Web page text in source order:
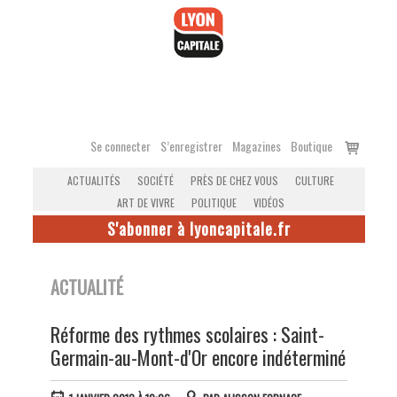
Se connecter S’enregistrer Magazines Boutique
Voir
ACTUALITÉS SOCIÉTÉ PRÈS DE CHEZ VOUS
CULTURE
ART DE VIVRE
POLITIQUE VIDÉOS
S'abonner à lyoncapitale.fr
ACTUALITÉ
Réforme des rythmes scolaires : Saint-
Germain-au-Mont-d'Or encore indéterminé